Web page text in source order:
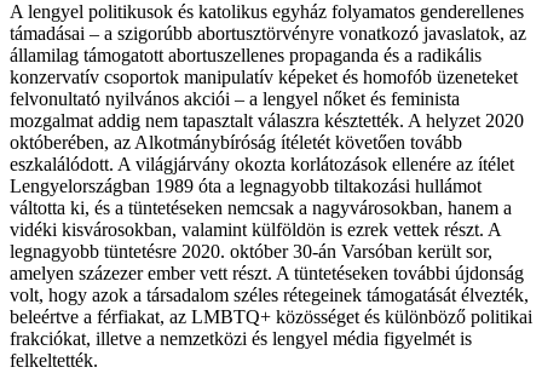
A lengyel politikusok és katolikus egyház folyamatos genderellenes
támadásai – a szigorúbb abortusztörvényre vonatkozó javaslatok, az
államilag támogatott abortuszellenes propaganda és a radikális
konzervatív csoportok manipulatív képeket és homofób üzeneteket
felvonultató nyilvános akciói – a lengyel nőket és feminista
mozgalmat addig nem tapasztalt válaszra késztették. A helyzet 2020
októberében, az Alkotmánybíróság ítéletét követően tovább
eszkalálódott. A világjárvány okozta korlátozások ellenére az ítélet
Lengyelországban 1989 óta a legnagyobb tiltakozási hullámot
váltotta ki, és a tüntetéseken nemcsak a nagyvárosokban, hanem a
vidéki kisvárosokban, valamint külföldön is ezrek vettek részt. A
legnagyobb tüntetésre 2020. október 30-án Varsóban került sor,
amelyen százezer ember vett részt. A tüntetéseken további újdonság
volt, hogy azok a társadalom széles rétegeinek támogatását élvezték,
beleértve a férfiakat, az LMBTQ+ közösséget és különböző politikai
frakciókat, illetve a nemzetközi és lengyel média figyelmét is
felkeltették.